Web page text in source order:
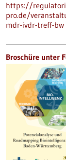
https://
pro.de/
mdr-ivdr-treff-bw
Broschüre unter